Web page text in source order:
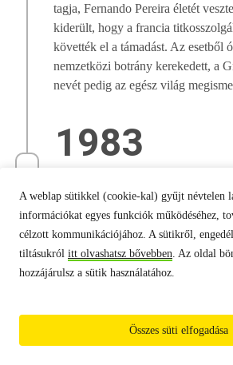
A weblap sütikkel (cookie-kal) gyűjt névtelen
információkat egyes funkciók működéséhez,
célzott kommunikációjához. A sütikről,
tiltásukról itt olvashatsz bővebben. Az oldal
hozzájárulsz a sütik használatához.
Összes süti elfogadása
tagja, Fernando Pereira életét
kiderült, hogy a francia
követték el a támadást. Az esetből
nemzetközi botrány kerekedett, a
nevét pedig az egész világ
1983
Nem lehet többé
hulladékot süllyeszteni a
A Greenpeace munkájának is
hulladékok tengerbe süllyesztését.
eredményeképpen ez volt az első